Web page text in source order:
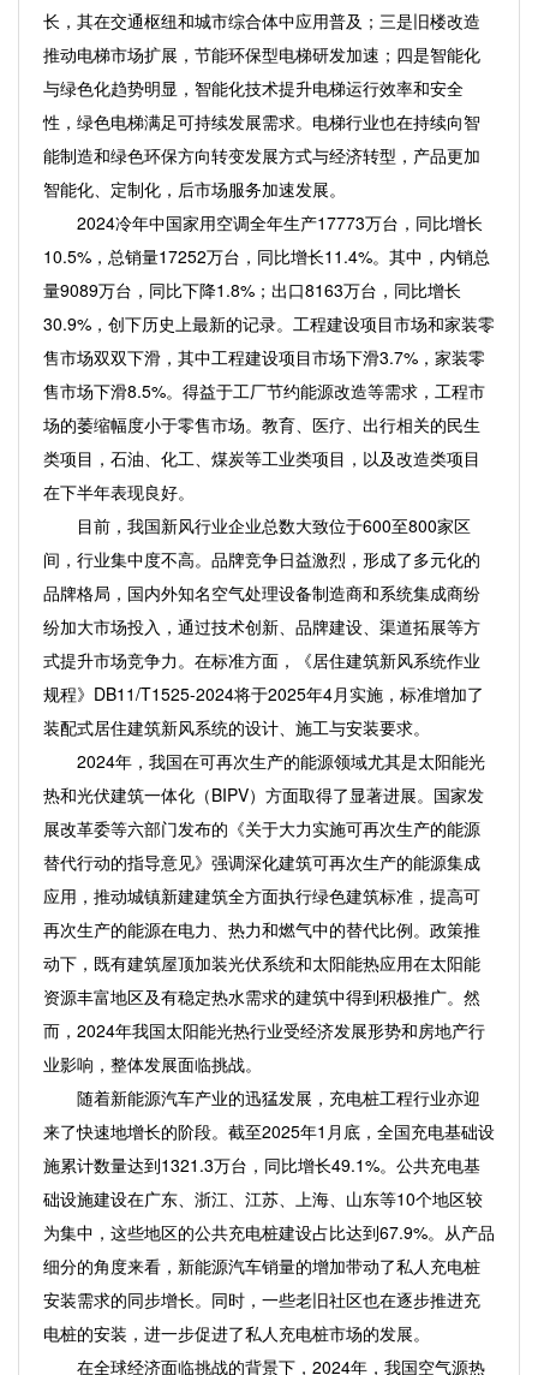
长，其在交通枢纽和城市综合体中应用普及；三是旧楼改造
推动电梯市场扩展，节能环保型电梯研发加速；四是智能化
与绿色化趋势明显，智能化技术提升电梯运行效率和安全
性，绿色电梯满足可持续发展需求。电梯行业也在持续向智
能制造和绿色环保方向转变发展方式与经济转型，产品更加
智能化、定制化，后市场服务加速发展。
2024冷年中国家用空调全年生产17773万台，同比增长
10.5%，总销量17252万台，同比增长11.4%。其中，内销总
量9089万台，同比下降1.8%；出口8163万台，同比增长
30.9%，创下历史上最新的记录。工程建设项目市场和家装零
售市场双双下滑，其中工程建设项目市场下滑3.7%，家装零
售市场下滑8.5%。得益于工厂节约能源改造等需求，工程市
场的萎缩幅度小于零售市场。教育、医疗、出行相关的民生
类项目，石油、化工、煤炭等工业类项目，以及改造类项目
在下半年表现良好。
目前，我国新风行业企业总数大致位于600至800家区
间，行业集中度不高。品牌竞争日益激烈，形成了多元化的
品牌格局，国内外知名空气处理设备制造商和系统集成商纷
纷加大市场投入，通过技术创新、品牌建设、渠道拓展等方
式提升市场竞争力。在标准方面，《居住建筑新风系统作业
规程》DB11/T1525-2024将于2025年4月实施，标准增加了
装配式居住建筑新风系统的设计、施工与安装要求。
2024年，我国在可再次生产的能源领域尤其是太阳能光
热和光伏建筑一体化（BIPV）方面取得了显著进展。国家发
展改革委等六部门发布的《关于大力实施可再次生产的能源
替代行动的指导意见》强调深化建筑可再次生产的能源集成
应用，推动城镇新建建筑全方面执行绿色建筑标准，提高可
再次生产的能源在电力、热力和燃气中的替代比例。政策推
动下，既有建筑屋顶加装光伏系统和太阳能热应用在太阳能
资源丰富地区及有稳定热水需求的建筑中得到积极推广。然
而，2024年我国太阳能光热行业受经济发展形势和房地产行
业影响，整体发展面临挑战。
随着新能源汽车产业的迅猛发展，充电桩工程行业亦迎
来了快速地增长的阶段。截至2025年1月底，全国充电基础设
施累计数量达到1321.3万台，同比增长49.1%。公共充电基
础设施建设在广东、浙江、江苏、上海、山东等10个地区较
为集中，这些地区的公共充电桩建设占比达到67.9%。从产品
细分的角度来看，新能源汽车销量的增加带动了私人充电桩
安装需求的同步增长。同时，一些老旧社区也在逐步推进充
电桩的安装，进一步促进了私人充电桩市场的发展。
在全球经济面临挑战的背景下，2024年，我国空气源热